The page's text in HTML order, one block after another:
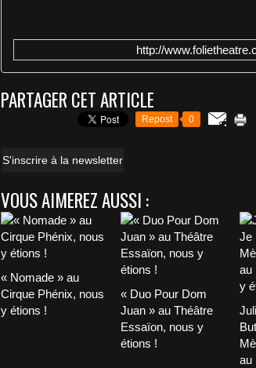
http://
PARTAGER CET ARTICLE
Repost 0
S'inscrire à la newsletter
VOUS AIMEREZ AUSSI :
« Nomade » au
Cirque Phénix, nous
y étions !
« Duo Pour Dom
Juan » au Théâtre
Essaïon, nous y
étions !
au